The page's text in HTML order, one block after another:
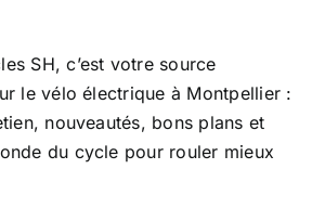
SH, c’est votre source
le vélo électrique à Montpellier :
nouveautés, bons plans et
du cycle pour rouler mieux